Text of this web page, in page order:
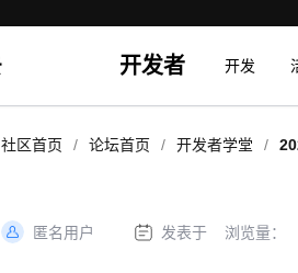
开发者 开发
社区首页 / 论坛首页 / 开发者学堂 /
匿名用户 发表于 浏览量：